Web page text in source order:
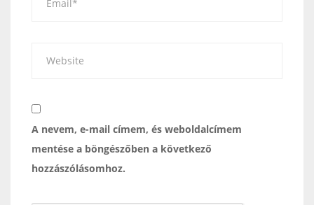
A nevem, e-mail címem, és weboldalcímem
mentése a böngészőben a következő
hozzászólásomhoz.